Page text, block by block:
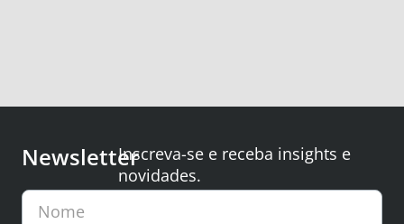
NewsletterInscreva-se e receba insights e
novidades.
Nome